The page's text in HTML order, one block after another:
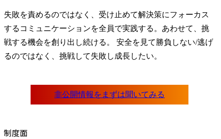
失敗を責めるのではなく、受け止めて解決策にフォーカス
するコミュニケーションを全員で実践する。あわせて、挑
戦する機会を創り出し続ける。 安全を見て勝負しない/逃げ
るのではなく、挑戦して失敗し成長したい。
制度面